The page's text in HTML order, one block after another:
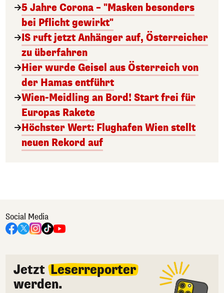
5 Jahre Corona – "Masken besonders
bei Pflicht gewirkt"
IS ruft jetzt Anhänger auf, Österreicher
zu überfahren
Hier wurde Geisel aus Österreich von
der Hamas entführt
Wien-Meidling an Bord! Start frei für
Europas Rakete
Höchster Wert: Flughafen Wien stellt
neuen Rekord auf
Social Media
Jetzt Leserreporter
werden.